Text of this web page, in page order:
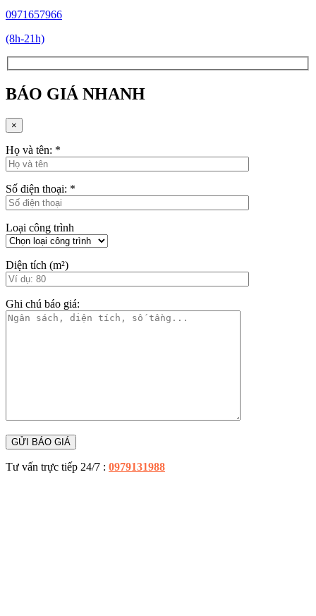
0971657966
(8h-21h)
BÁO GIÁ NHANH
×
Họ và tên: *
Số điện thoại: *
Loại công trình
Diện tích (m²)
Ghi chú báo giá:
Tư vấn trực tiếp 24/7 : 0979131988